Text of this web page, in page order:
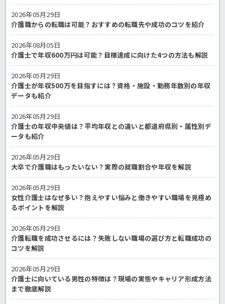
2026年05月29日
介護職からの転職は可能？おすすめの転職先や成功のコツを紹介
2026年08月05日
介護士で年収600万円は可能？目標達成に向けた4つの方法も解説
2026年05月29日
介護士が年収500万を目指すには？資格・施設・勤務年数別の年収
データも紹介
2026年05月29日
介護士の年収中央値は？平均年収との違いと都道府県別・属性別デ
ータも紹介
2026年05月29日
大卒で介護職はもったいない？実際の就職割合や年収を解説
2026年05月29日
女性介護士はなぜ多い？抱えやすい悩みと働きやすい職場を見極め
るポイントを解説
2026年05月29日
介護転職を成功させるには？失敗しない職場の選び方と転職成功の
コツを解説
2026年05月29日
介護士に向いている男性の特徴は？現場の実態やキャリア形成方法
まで徹底解説